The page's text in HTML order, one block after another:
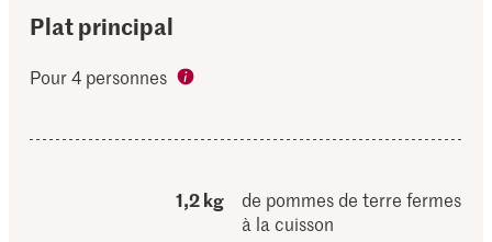
Plat principal
Pour 4 personnes
1,2 kg
de pommes de terre fermes
à la cuisson